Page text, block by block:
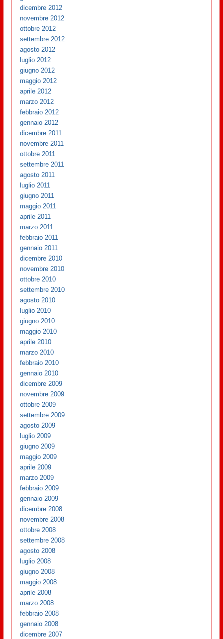
dicembre 2012
novembre 2012
ottobre 2012
settembre 2012
agosto 2012
luglio 2012
giugno 2012
maggio 2012
aprile 2012
marzo 2012
febbraio 2012
gennaio 2012
dicembre 2011
novembre 2011
ottobre 2011
settembre 2011
agosto 2011
luglio 2011
giugno 2011
maggio 2011
aprile 2011
marzo 2011
febbraio 2011
gennaio 2011
dicembre 2010
novembre 2010
ottobre 2010
settembre 2010
agosto 2010
luglio 2010
giugno 2010
maggio 2010
aprile 2010
marzo 2010
febbraio 2010
gennaio 2010
dicembre 2009
novembre 2009
ottobre 2009
settembre 2009
agosto 2009
luglio 2009
giugno 2009
maggio 2009
aprile 2009
marzo 2009
febbraio 2009
gennaio 2009
dicembre 2008
novembre 2008
ottobre 2008
settembre 2008
agosto 2008
luglio 2008
giugno 2008
maggio 2008
aprile 2008
marzo 2008
febbraio 2008
gennaio 2008
dicembre 2007